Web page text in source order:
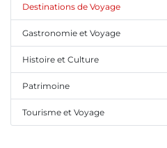
Destinations de Voyage
Gastronomie et Voyage
Histoire et Culture
Patrimoine
Tourisme et Voyage